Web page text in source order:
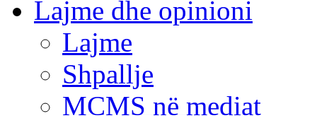
Lajme dhe opinioni
Lajme
Shpallje
MCMS në mediat